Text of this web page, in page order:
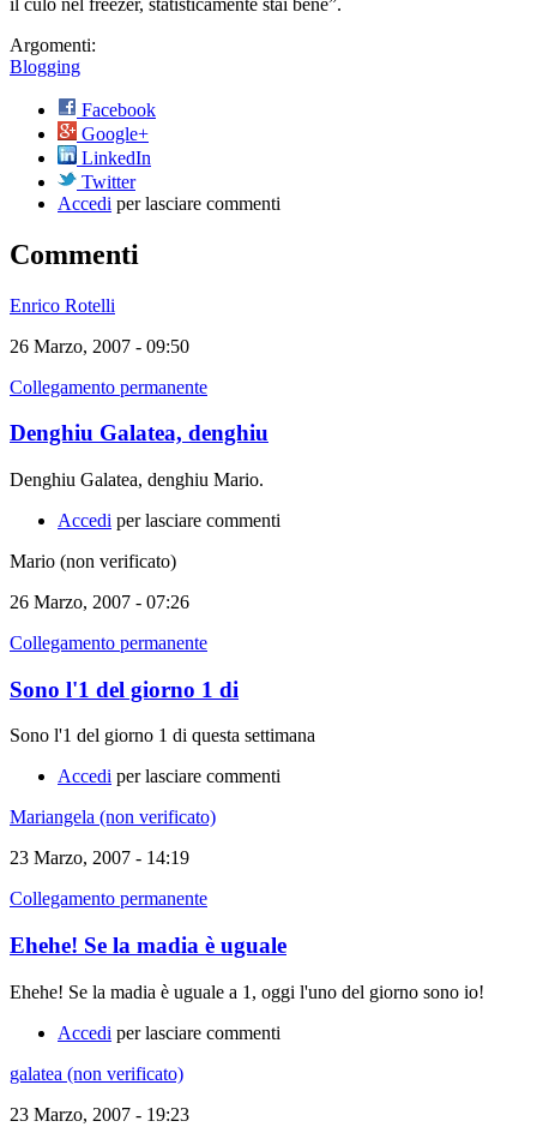
Argomenti:
Blogging
Facebook
Google+
LinkedIn
Twitter
Accedi per lasciare commenti
Commenti
Enrico Rotelli
26 Marzo, 2007 - 09:50
Collegamento permanente
Denghiu Galatea, denghiu
Denghiu Galatea, denghiu Mario.
Accedi per lasciare commenti
Mario (non verificato)
26 Marzo, 2007 - 07:26
Collegamento permanente
Sono l'1 del giorno 1 di
Sono l'1 del giorno 1 di questa settimana
Accedi per lasciare commenti
Mariangela (non verificato)
23 Marzo, 2007 - 14:19
Collegamento permanente
Ehehe! Se la madia è uguale
Ehehe! Se la madia è uguale a 1, oggi l'uno del giorno sono io!
Accedi per lasciare commenti
galatea (non verificato)
23 Marzo, 2007 - 19:23